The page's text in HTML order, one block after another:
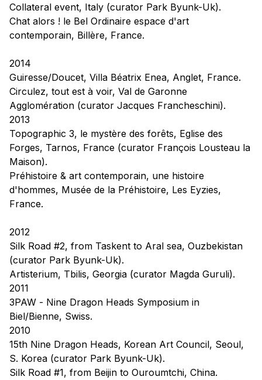
Collateral event, Italy (curator Park Byunk-Uk).
Chat alors ! le Bel Ordinaire espace d'art
contemporain, Billère, France.
2014
Guiresse/Doucet, Villa Béatrix Enea, Anglet, France.
Circulez, tout est à voir, Val de Garonne
Agglomération (curator Jacques Francheschini).
2013
Topographic 3, le mystère des forêts, Eglise des
Forges, Tarnos, France (curator François Lousteau la
Maison).
Préhistoire & art contemporain, une histoire
d'hommes, Musée de la Préhistoire, Les Eyzies,
France.
2012
Silk Road #2, from Taskent to Aral sea, Ouzbekistan
(curator Park Byunk-Uk).
Artisterium, Tbilis, Georgia (curator Magda Guruli).
2011
3PAW - Nine Dragon Heads Symposium in
Biel/Bienne, Swiss.
2010
15th Nine Dragon Heads, Korean Art Council, Seoul,
S. Korea (curator Park Byunk-Uk).
Silk Road #1, from Beijin to Ouroumtchi, China.